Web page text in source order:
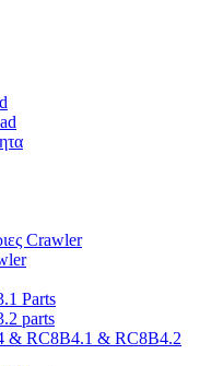
Crawler
Parts
parts
& RC8B4.1 & RC8B4.2